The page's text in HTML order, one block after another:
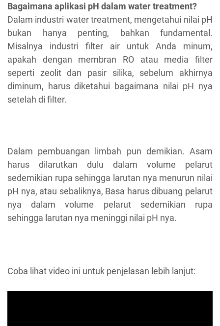
Bagaimana aplikasi pH dalam water treatment?
Dalam industri water treatment, mengetahui nilai pH
bukan hanya penting, bahkan fundamental.
Misalnya industri filter air untuk Anda minum,
apakah dengan membran RO atau media filter
seperti zeolit dan pasir silika, sebelum akhirnya
diminum, harus diketahui bagaimana nilai pH nya
setelah di filter.
Dalam pembuangan limbah pun demikian. Asam
harus dilarutkan dulu dalam volume pelarut
sedemikian rupa sehingga larutan nya menurun nilai
pH nya, atau sebaliknya, Basa harus dibuang pelarut
nya dalam volume pelarut sedemikian rupa
sehingga larutan nya meninggi nilai pH nya.
Coba lihat video ini untuk penjelasan lebih lanjut: